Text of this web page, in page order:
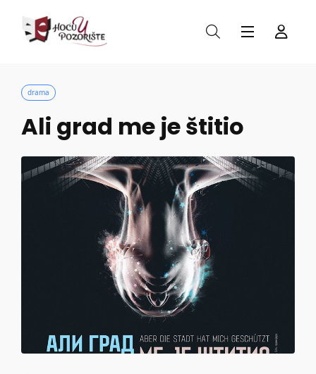
drama
Ali grad me je štitio